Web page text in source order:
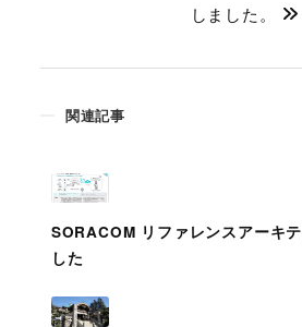
関連記事
SORACOM リファレンスアーキ
した
しました。